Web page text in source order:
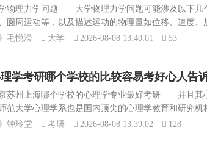
物理力学问题 大学物理力学问题可能涉及以下几
圆周运动等，以及描述运动的物理量如位移、速度、
律、作用与反作用定律，以及它们在不同参照系下的
毛悦滢 大学 2026-08-08 13:40:01 53
学考研哪个学校的比较容易考好心人告
苏州上海哪个学校的心理学专业最好考研 并且其
范大学心理学系也是国内顶尖的心理学教育和研究机
势。考生在选择时应结合自身的兴趣、职业规划以及
钟玲堂 考研 2026-08-08 13:39:02 128